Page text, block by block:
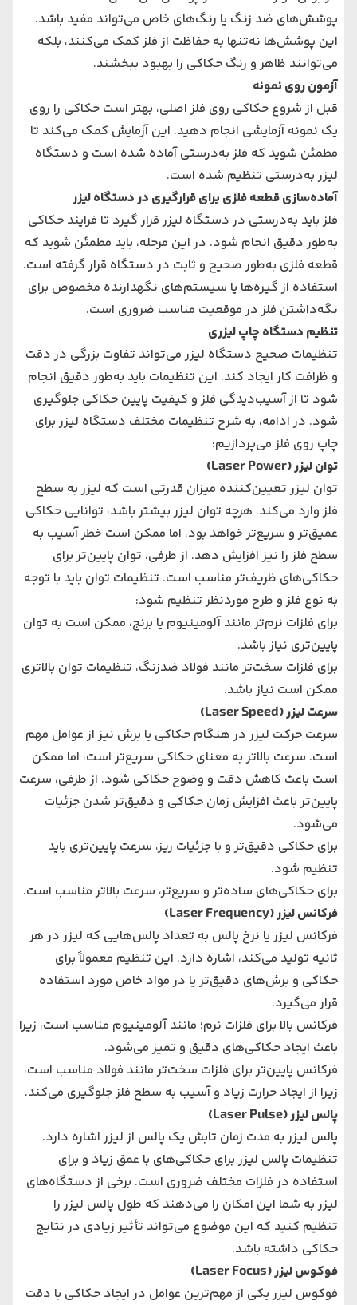
پوشش‌های ضد زنگ یا رنگ‌های خاص می‌تواند مفید باشد.
این پوشش‌ها نه‌تنها به حفاظت از فلز کمک می‌کنند، بلکه
می‌توانند ظاهر و رنگ حکاکی را بهبود ببخشند.
آزمون روی نمونه
قبل از شروع حکاکی روی فلز اصلی، بهتر است حکاکی را روی
یک نمونه آزمایشی انجام دهید. این آزمایش کمک می‌کند تا
مطمئن شوید که فلز به‌درستی آماده شده است و دستگاه
لیزر به‌درستی تنظیم شده است.
آماده‌سازی قطعه فلزی برای قرارگیری در دستگاه لیزر
فلز باید به‌درستی در دستگاه لیزر قرار گیرد تا فرایند حکاکی
به‌طور دقیق انجام شود. در این مرحله، باید مطمئن شوید که
قطعه فلزی به‌طور صحیح و ثابت در دستگاه قرار گرفته است.
استفاده از گیره‌ها یا سیستم‌های نگهدارنده مخصوص برای
نگه‌داشتن فلز در موقعیت مناسب ضروری است.
تنظیم دستگاه چاپ لیزری
تنظیمات صحیح دستگاه لیزر می‌تواند تفاوت بزرگی در دقت
و ظرافت کار ایجاد کند. این تنظیمات باید به‌طور دقیق انجام
شود تا از آسیب‌دیدگی فلز و کیفیت پایین حکاکی جلوگیری
شود. در ادامه، به شرح تنظیمات مختلف دستگاه لیزر برای
چاپ روی فلز می‌پردازیم:
توان لیزر (Laser Power)
توان لیزر تعیین‌کننده میزان قدرتی است که لیزر به سطح
فلز وارد می‌کند. هرچه توان لیزر بیشتر باشد، توانایی حکاکی
عمیق‌تر و سریع‌تر خواهد بود، اما ممکن است خطر آسیب به
سطح فلز را نیز افزایش دهد. از طرفی، توان پایین‌تر برای
حکاکی‌های ظریف‌تر مناسب است. تنظیمات توان باید با توجه
به نوع فلز و طرح موردنظر تنظیم شود:
برای فلزات نرم‌تر مانند آلومینیوم یا برنج، ممکن است به توان
پایین‌تری نیاز باشد.
برای فلزات سخت‌تر مانند فولاد ضدزنگ، تنظیمات توان بالاتری
ممکن است نیاز باشد.
سرعت لیزر (Laser Speed)
سرعت حرکت لیزر در هنگام حکاکی یا برش نیز از عوامل مهم
است. سرعت بالاتر به معنای حکاکی سریع‌تر است، اما ممکن
است باعث کاهش دقت و وضوح حکاکی شود. از طرفی، سرعت
پایین‌تر باعث افزایش زمان حکاکی و دقیق‌تر شدن جزئیات
می‌شود.
برای حکاکی دقیق‌تر و با جزئیات ریز، سرعت پایین‌تری باید
تنظیم شود.
برای حکاکی‌های ساده‌تر و سریع‌تر، سرعت بالاتر مناسب است.
فرکانس لیزر (Laser Frequency)
فرکانس لیزر یا نرخ پالس به تعداد پالس‌هایی که لیزر در هر
ثانیه تولید می‌کند، اشاره دارد. این تنظیم معمولاً برای
حکاکی و برش‌های دقیق‌تر یا در مواد خاص مورد استفاده
قرار می‌گیرد.
فرکانس بالا برای فلزات نرم؛ مانند آلومینیوم مناسب است، زیرا
باعث ایجاد حکاکی‌های دقیق و تمیز می‌شود.
فرکانس پایین‌تر برای فلزات سخت‌تر مانند فولاد مناسب است،
زیرا از ایجاد حرارت زیاد و آسیب به سطح فلز جلوگیری می‌کند.
پالس لیزر (Laser Pulse)
پالس لیزر به مدت زمان تابش یک پالس از لیزر اشاره دارد.
تنظیمات پالس لیزر برای حکاکی‌های با عمق زیاد و برای
استفاده در فلزات مختلف ضروری است. برخی از دستگاه‌های
لیزر به شما این امکان را می‌دهند که طول پالس لیزر را
تنظیم کنید که این موضوع می‌تواند تأثیر زیادی در نتایج
حکاکی داشته باشد.
فوکوس لیزر (Laser Focus)
فوکوس لیزر یکی از مهم‌ترین عوامل در ایجاد حکاکی با دقت